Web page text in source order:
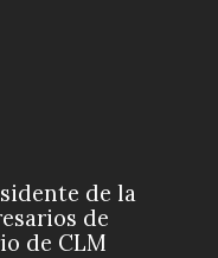
de la
de
de CLM